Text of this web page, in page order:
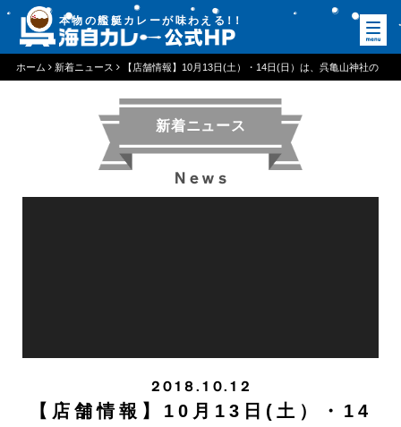
本物の艦艇カレーが味わえる ！！
ホーム 新着ニュース 【店舗情報】10月13日(土）・14日(日）は、呉亀山神社の
新着ニュース
News
2018.10.12
【店舗情報】10月13日(土）・14